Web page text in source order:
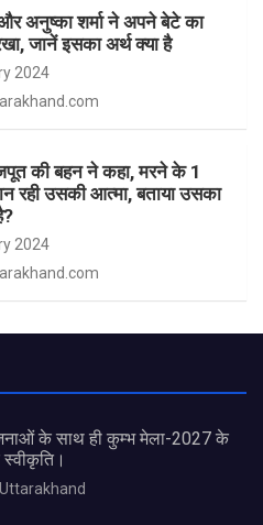
और अनुष्का शर्मा ने अपने बेटे का
जानें इसका अर्थ क्‍या है
2024
की बहन ने कहा, मरने के 1
रही उसकी आत्मा, बताया उसका
2024
के साथ ही कुम्भ मेला-2027 के
स्वीकृति।